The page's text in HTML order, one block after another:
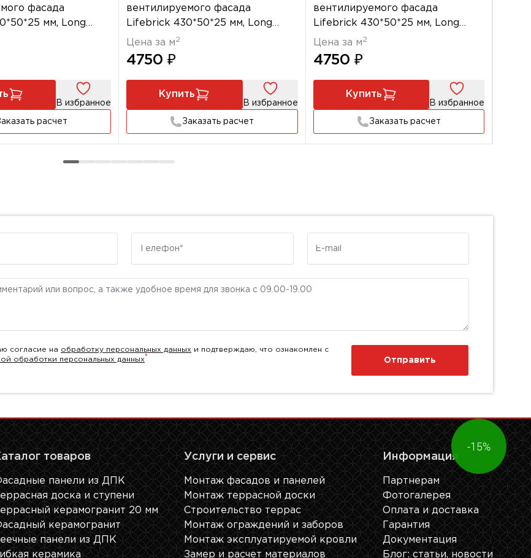
фасада
мм, Long
В избранное
расчет
вентилируемого фасада
Lifebrick 430*50*25 мм, Long
НВФ 500
Цена за м2
4750 ₽
Купить
В избранное
Заказать расчет
вентилируемого фасада
Lifebrick 430*50*25 мм, Long
НВФ 203
Цена за м2
4750 ₽
Купить
В избранное
Заказать расчет
согласие на обработку персональных данных и подтверждаю, что ознакомлен с
обработки персональных данных*
Отправить
товаров
панели из ДПК
доска и ступени
керамогранит 20 мм
керамогранит
панели из ДПК
керамика
Услуги и сервис
Монтаж фасадов и панелей
Монтаж террасной доски
Строительство террас
Монтаж ограждений и заборов
Монтаж эксплуатируемой кровли
Замер и расчет материалов
Информация
Партнерам
Фотогалерея
Оплата и доставка
Гарантия
Документация
Блог: cтатьи, новости
-15%